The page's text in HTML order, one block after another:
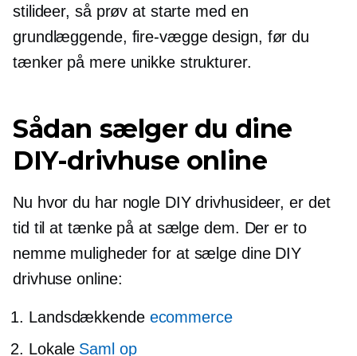
stilideer, så prøv at starte med en
grundlæggende, fire-væggedesign, før du
tænker på mere unikke strukturer.
Sådan sælger du dine
DIY-drivhuse online
Nu hvor du har nogle DIY drivhusideer, er det
tid til at tænke på at sælge dem. Der er to
nemme muligheder for at sælge dine DIY
drivhuse online:
Landsdækkende ecommerce
Lokale Saml op